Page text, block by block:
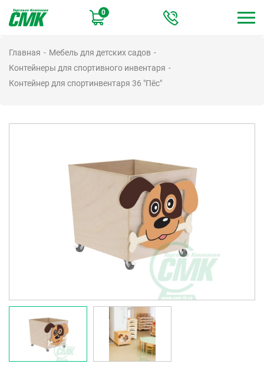
основному
0
Главная
Мебель для детских садов
Контейнеры для спортивного инвентаря
Контейнер для спортинвентаря 36 "Пёс"